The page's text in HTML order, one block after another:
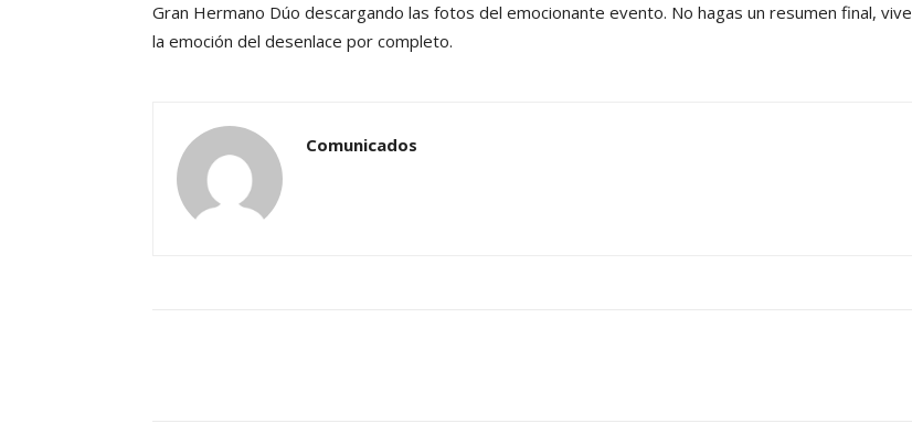
Gran Hermano Dúo descargando las fotos del emocionante evento. No hagas un resumen final, vive
la emoción del desenlace por completo.
Comunicados